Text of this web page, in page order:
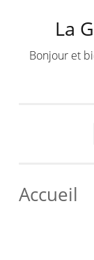
contenu
La
Bonjour et
Accueil